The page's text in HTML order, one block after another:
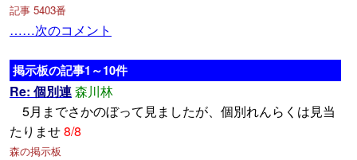
記事 5403番
……次のコメント
掲示板の記事1～10件
Re: 個別連森川林
5月までさかのぼって見ましたが、個別れんらくは見当
たりませ8/8
森の掲示板